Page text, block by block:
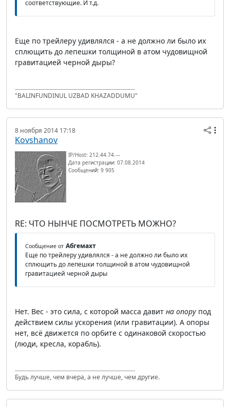
соответствующие. И т.д.
Еще по трейлеру удивлялся - а не должно ли было их
сплющить до лепешки толщиной в атом чудовищной
гравитацией черной дыры?
"BALINFUNDINUL UZBAD KHAZADDUMU"
8 ноября 2014 17:18
Kovshanov
IP/Host: 212.44.74.---
Дата регистрации: 07.08.2014
Сообщений: 9 905
RE: ЧТО НЫНЧЕ ПОСМОТРЕТЬ МОЖНО?
Сообщение от Абгемахт
Еще по трейлеру удивлялся - а не должно ли было их
сплющить до лепешки толщиной в атом чудовищной
гравитацией черной дыры
Нет. Вес - это сила, с которой масса давит на опору под
действием силы ускорения (или гравитации). А опоры
нет, всё движется по орбите с одинаковой скоростью
(люди, кресла, корабль).
Будь лучше, чем вчера, а не лучше, чем другие.